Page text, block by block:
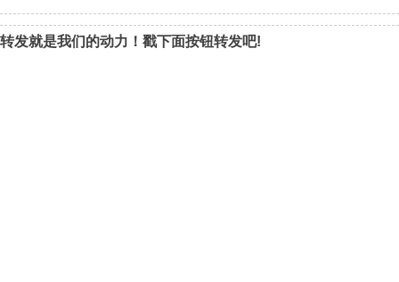
转发就是我们的动力！戳下面按钮转发吧!